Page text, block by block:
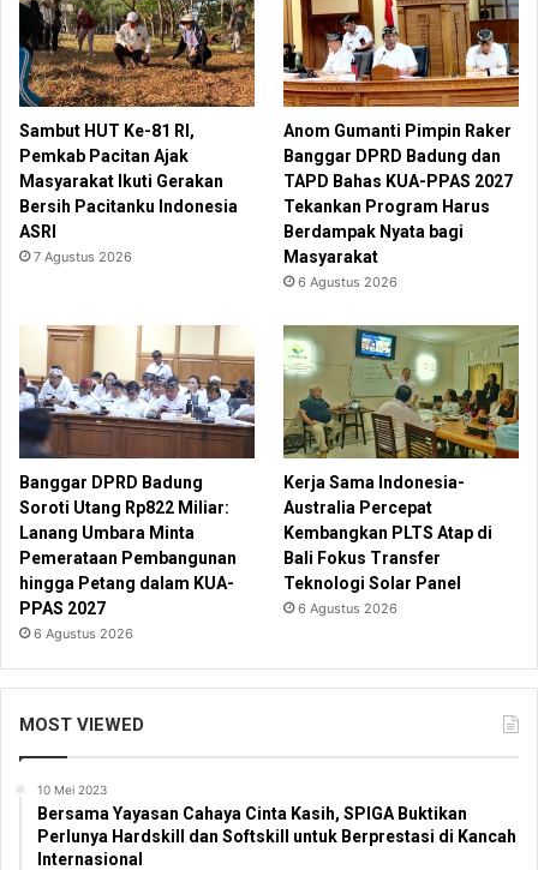
Sambut HUT Ke-81 RI,
Pemkab Pacitan Ajak
Masyarakat Ikuti Gerakan
Bersih Pacitanku Indonesia
ASRI
7 Agustus 2026
Anom Gumanti Pimpin Raker
Banggar DPRD Badung dan
TAPD Bahas KUA-PPAS 2027
Tekankan Program Harus
Berdampak Nyata bagi
Masyarakat
6 Agustus 2026
Banggar DPRD Badung
Soroti Utang Rp822 Miliar:
Lanang Umbara Minta
Pemerataan Pembangunan
hingga Petang dalam KUA-
PPAS 2027
6 Agustus 2026
Kerja Sama Indonesia-
Australia Percepat
Kembangkan PLTS Atap di
Bali Fokus Transfer
Teknologi Solar Panel
6 Agustus 2026
MOST VIEWED
10 Mei 2023
Bersama Yayasan Cahaya Cinta Kasih, SPIGA Buktikan
Perlunya Hardskill dan Softskill untuk Berprestasi di Kancah
Internasional